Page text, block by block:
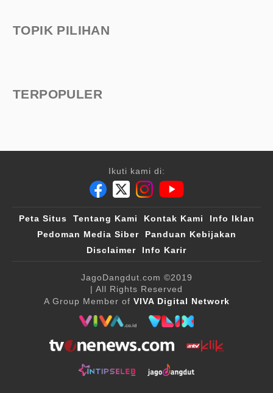
TOPIK PILIHAN
TERPOPULER
Ikuti kami di:
Peta Situs Tentang Kami Kontak Kami
Info Iklan
Pedoman Media Siber
Panduan Kebijakan
Disclaimer
Info Karir
JagoDangdut.com ©2019
| All Rights Reserved
A Group Member of VIVA Digital Network